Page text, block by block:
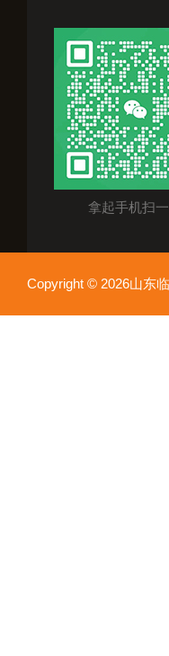
拿起手机扫
Copyright © 2026山东